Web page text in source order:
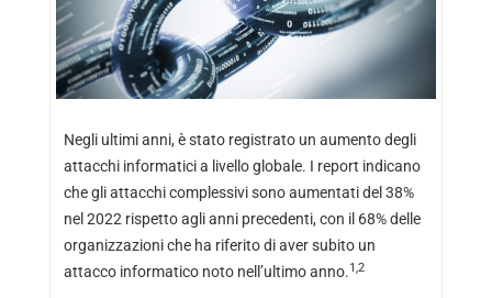
Negli ultimi anni, è stato registrato un aumento degli
attacchi informatici a livello globale. I report indicano
che gli attacchi complessivi sono aumentati del 38%
nel 2022 rispetto agli anni precedenti, con il 68% delle
organizzazioni che ha riferito di aver subito un
attacco informatico noto nell’ultimo anno.1,2